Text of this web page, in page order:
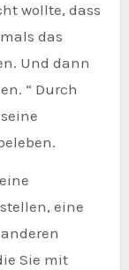
wollte, dass
das
Und dann
“ Durch
eine
Sie mit